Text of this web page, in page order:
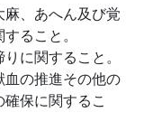
、あへん及び覚
ること。
に関すること。
の推進その他の
保に関するこ